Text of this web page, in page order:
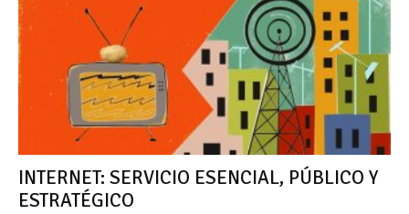
INTERNET: SERVICIO ESENCIAL, PÚBLICO Y
ESTRATÉGICO